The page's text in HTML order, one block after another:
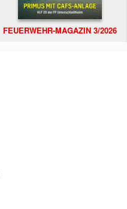
FEUERWEHR-MAGAZIN 3/2026